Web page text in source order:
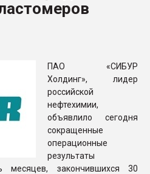
покупка, обмен
ПАО «СИБУР
Холдинг», лидер
российской
нефтехимии,
объявлило сегодня
сокращенные
операционные
результаты
месяцев, закончившихся 30